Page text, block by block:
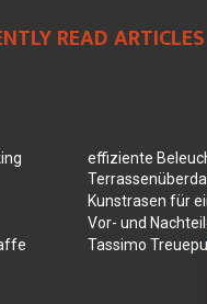
READ ARTICLES
effiziente
Kunstrasen für
Vor- und
Tassimo